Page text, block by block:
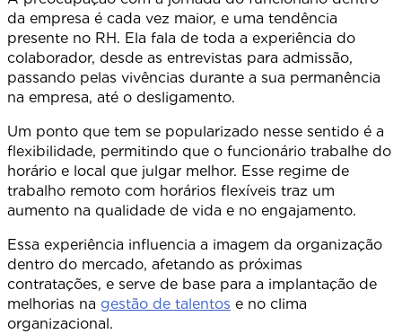
da empresa é cada vez maior, e uma tendência
presente no RH. Ela fala de toda a experiência do
colaborador, desde as entrevistas para admissão,
passando pelas vivências durante a sua permanência
na empresa, até o desligamento.
Um ponto que tem se popularizado nesse sentido é a
flexibilidade, permitindo que o funcionário trabalhe do
horário e local que julgar melhor. Esse regime de
trabalho remoto com horários flexíveis traz um
aumento na qualidade de vida e no engajamento.
Essa experiência influencia a imagem da organização
dentro do mercado, afetando as próximas
contratações, e serve de base para a implantação de
melhorias na gestão de talentos e no clima
organizacional.